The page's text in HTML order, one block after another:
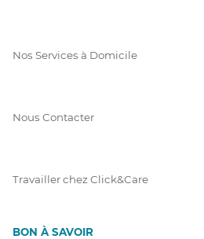
Nos Services à Domicile
Nous Contacter
Travailler chez Click&Care
BON À SAVOIR